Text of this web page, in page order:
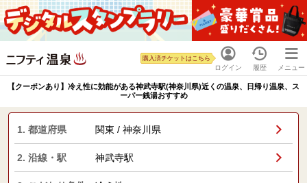
ログイン
購入済チケットはこちら
履歴 メニュー
【クーポンあり】冷え性に効能がある神武寺駅(神奈川県)近くの温泉、日帰り温泉、ス
ーパー銭湯おすすめ
1. 都道府県 関東 / 神奈川県
2. 沿線・駅 神武寺駅